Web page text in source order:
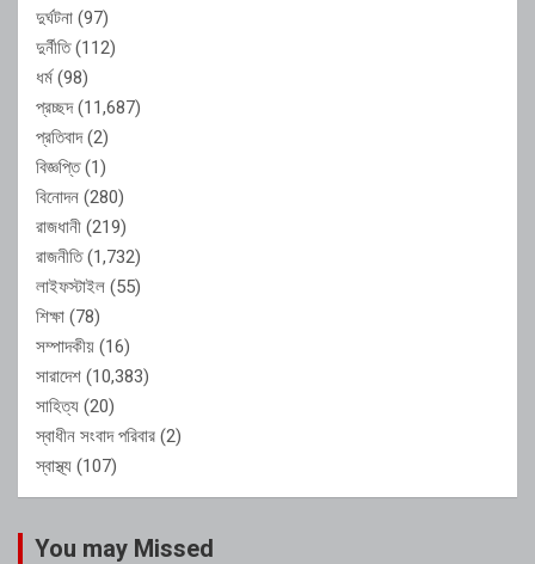
দুর্ঘটনা (97)
দুর্নীতি(112)
ধর্ম(98)
প্রচ্ছদ(11,687)
প্রতিবাদ(2)
বিজ্ঞপ্তি(1)
বিনোদন (280)
রাজধানী (219)
রাজনীতি(1,732)
লাইফস্টাইল (55)
শিক্ষা (78)
সম্পাদকীয় (16)
সারাদেশ (10,383)
সাহিত্য (20)
স্বাধীন সংবাদ পরিবার (2)
স্বাস্থ্য (107)
You may Missed